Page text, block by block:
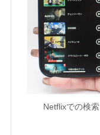
Netflixでの検索